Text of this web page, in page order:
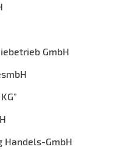
GmbH
Handels-GmbH